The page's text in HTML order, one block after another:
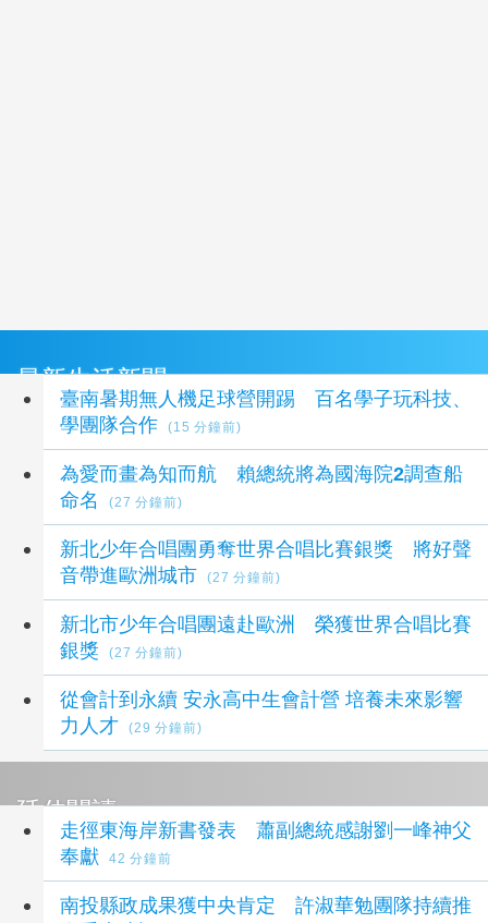
最新生活新聞
臺南暑期無人機足球營開踢 百名學子玩科技、
學團隊合作
(15 分鐘前)
為愛而畫為知而航 賴總統將為國海院2調查船
命名
(27 分鐘前)
新北少年合唱團勇奪世界合唱比賽銀獎 將好聲
音帶進歐洲城市
(27 分鐘前)
新北市少年合唱團遠赴歐洲 榮獲世界合唱比賽
銀獎
(27 分鐘前)
從會計到永續 安永高中生會計營 培養未來影響
力人才
(29 分鐘前)
延伸閱讀
走徑東海岸新書發表 蕭副總統感謝劉一峰神父
奉獻
42 分鐘前
南投縣政成果獲中央肯定 許淑華勉團隊持續推